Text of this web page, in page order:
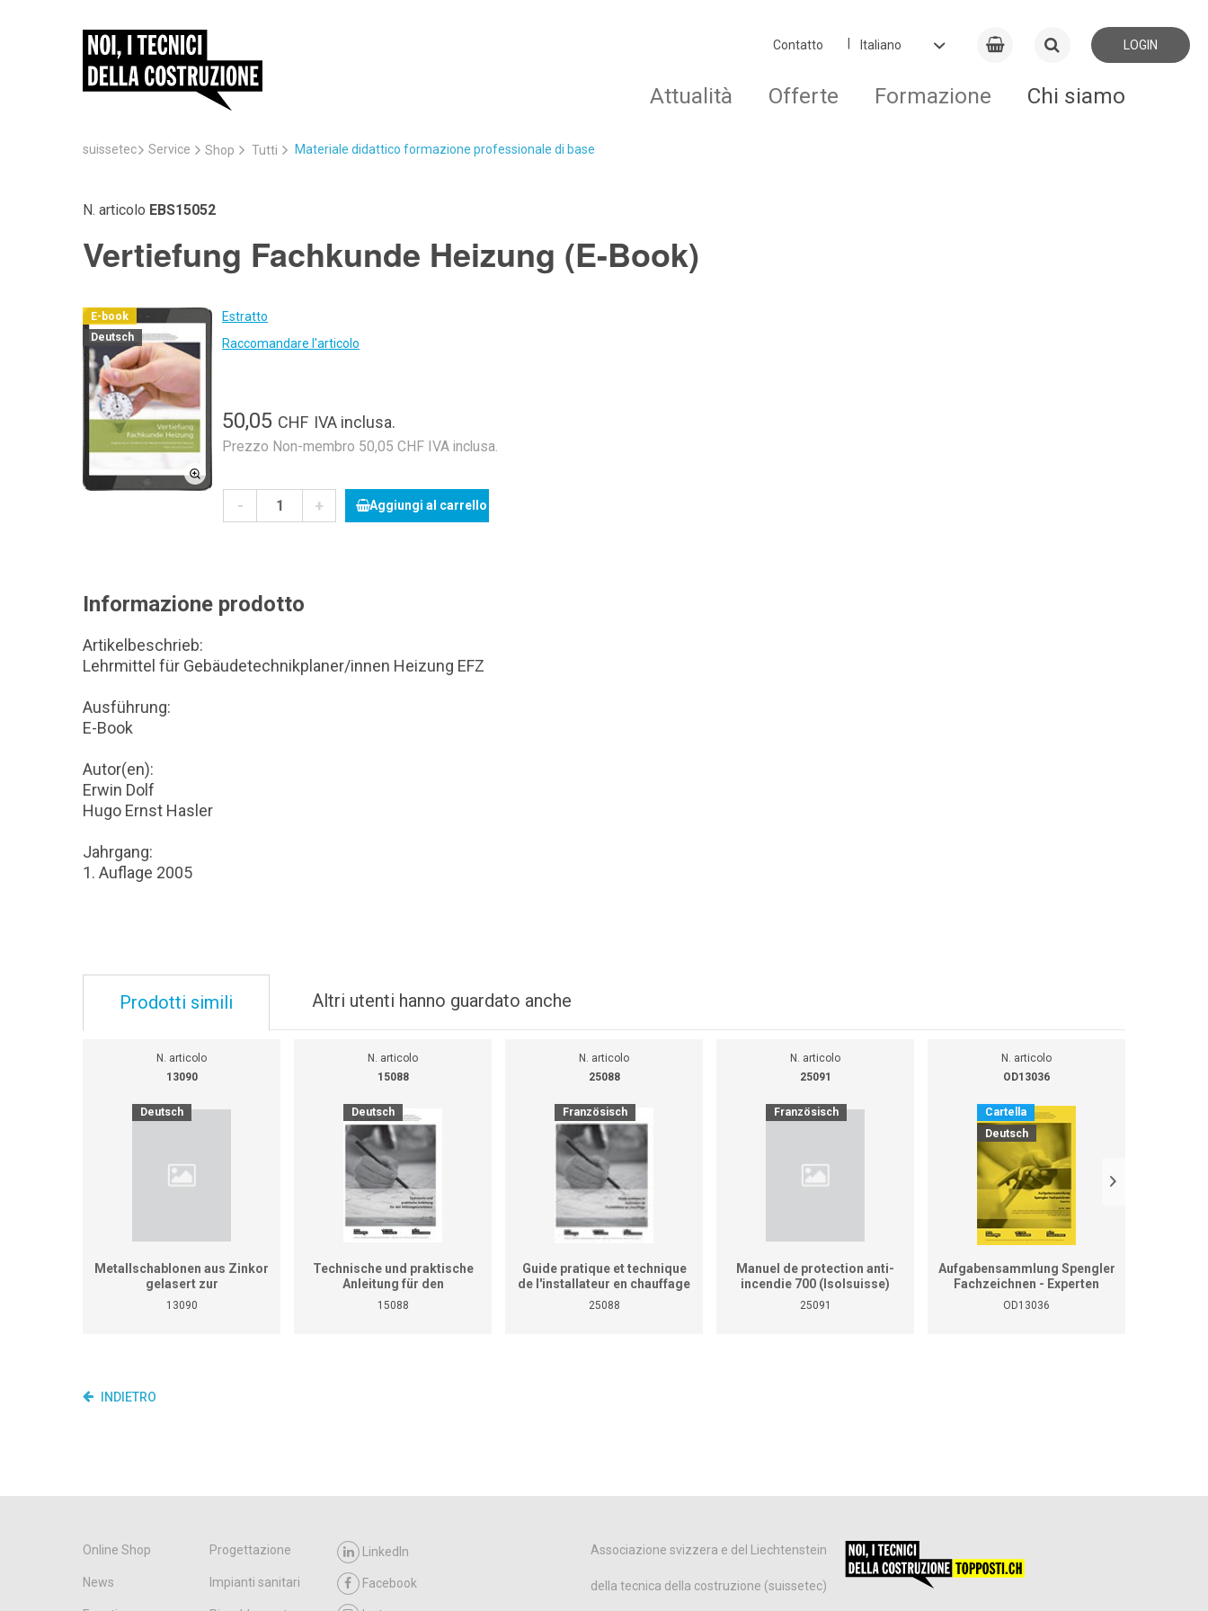
Contatto LOGIN
Attualità Offerte Formazione Chi siamo
suissetec Service Shop Tutti Materiale didattico formazione professionale di base
N. articolo EBS15052
Vertiefung Fachkunde Heizung (E-Book)
E-book
Deutsch
Estratto
Raccomandare l'articolo
50,05 CHF IVA inclusa.
Prezzo Non-membro 50,05 CHF IVA inclusa.
- + Aggiungi al carrello
Informazione prodotto
Artikelbeschrieb:
Lehrmittel für Gebäudetechnikplaner/innen Heizung EFZ
Ausführung:
E-Book
Autor(en):
Erwin Dolf
Hugo Ernst Hasler
Jahrgang:
1. Auflage 2005
Prodotti simili Altri utenti hanno guardato anche
N. articolo
13090
Deutsch
Metallschablonen aus Zinkor
gelasert zur
Aufgabensammlung für
überbetriebliche Kurse
Übungsstücke)
13090
N. articolo
15088
Deutsch
Technische und praktische
Anleitung für den
Heizungsinstallateur (ersetzt
nicht den praktischen
15088
N. articolo
25088
Französisch
Guide pratique et technique
de l'installateur en chauffage
(Ne remplace pas le manuel
de travaux pratiques pour
25088
N. articolo
25091
Französisch
Manuel de protection anti-
incendie 700 (Isolsuisse)
25091
N. articolo
OD13036
Cartella
Deutsch
Aufgabensammlung Spengler
Fachzeichnen - Experten
OD13036
INDIETRO
Online Shop Progettazione
News Impianti sanitari
LinkedIn
Facebook
Associazione svizzera e del Liechtenstein
della tecnica della costruzione (suissetec)